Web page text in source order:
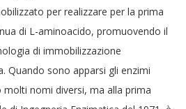
per realizzare per la prima
di L-aminoacido, promuovendo il
di immobilizzazione
Quando sono apparsi gli enzimi
nomi diversi, ma alla prima